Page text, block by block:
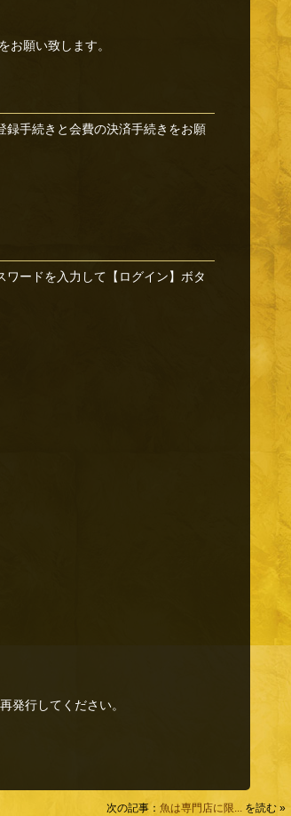
お願い致します。
録手続きと会費の決済手続きをお願
ードを入力して【ログイン】ボタ
発行してください。
次の記事： 魚は専門店に限... を読む »